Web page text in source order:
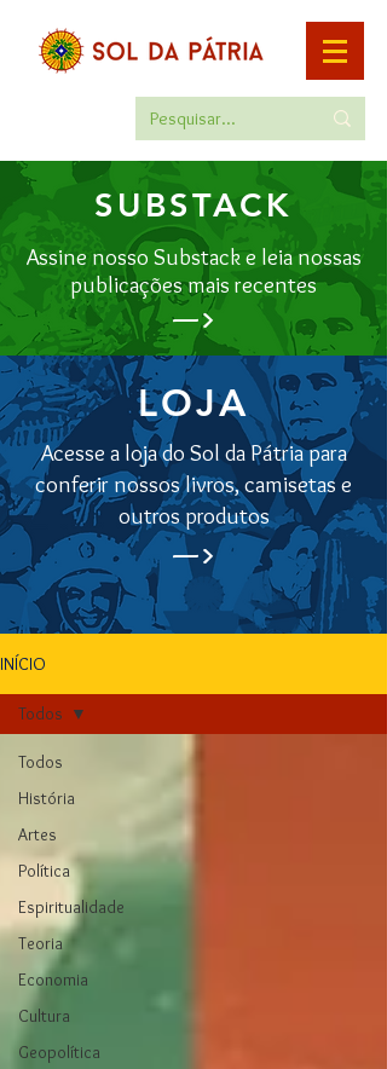
SUBSTACK
Assine nosso Substack e leia nossas
publicações mais recentes
—>
LOJA
Acesse a loja do Sol da Pátria para
conferir nossos livros, camisetas e
outros produtos
—>
INÍCIO
Todos
História
Artes
Política
Espiritualidade
Teoria
Economia
Cultura
Geopolítica
Todos